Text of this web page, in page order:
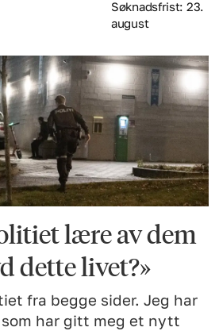
lære av dem
dette livet?»
fra begge sider. Jeg har
har gitt meg et nytt